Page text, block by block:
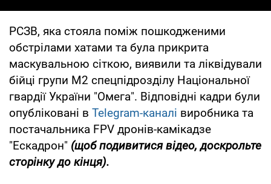
РСЗВ, яка стояла поміж пошкодженими
обстрілами хатами та була прикрита
маскувальною сіткою, виявили та ліквідували
бійці групи М2 спецпідрозділу Національної
гвардії України "Омега". Відповідні кадри були
опубліковані в Telegram-каналі виробника та
постачальника FPV дронів-камікадзе
"Ескадрон" (щоб подивитися відео, доскрольте
сторінку до кінця).